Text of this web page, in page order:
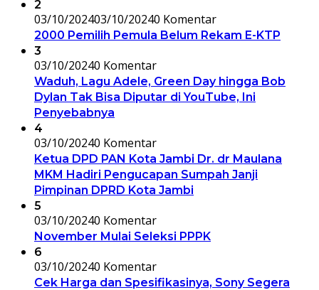
2
03/10/202403/10/20240 Komentar
2000 Pemilih Pemula Belum Rekam E-KTP
3
03/10/20240 Komentar
Waduh, Lagu Adele, Green Day hingga Bob
Dylan Tak Bisa Diputar di YouTube, Ini
Penyebabnya
4
03/10/20240 Komentar
Ketua DPD PAN Kota Jambi Dr. dr Maulana
MKM Hadiri Pengucapan Sumpah Janji
Pimpinan DPRD Kota Jambi
5
03/10/20240 Komentar
November Mulai Seleksi PPPK
6
03/10/20240 Komentar
Cek Harga dan Spesifikasinya, Sony Segera